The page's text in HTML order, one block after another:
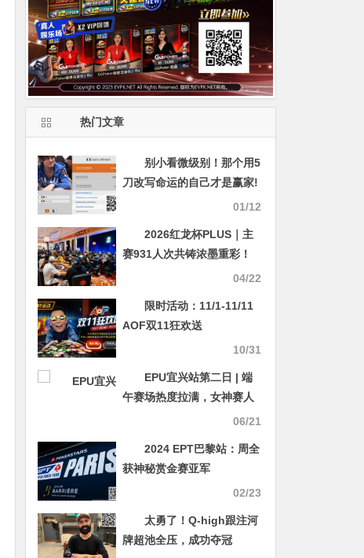
热门文章
别小看微级别！那个用5
刀改写命运的自己才是赢家!
01/12
2026红龙杯PLUS｜主
赛931人次共铸浓墨重彩！
俄罗斯Chzhen Evgenii成
拥259万领衔85人明日再
战！下一届定档7月盛夏
04/22
限时活动：11/1-11/11
AOF双11狂欢送
10/31
EPU宜兴站第二日 | 端
午赛场热度拉满，女神赛人
气登顶！主赛第一轮A组共
人晋级下一轮
06/21
2024 EPT巴黎站：周全
获神秘赏金赛亚军
02/23
太勇了！Q-high跟注河
牌超池全压，成功夺冠